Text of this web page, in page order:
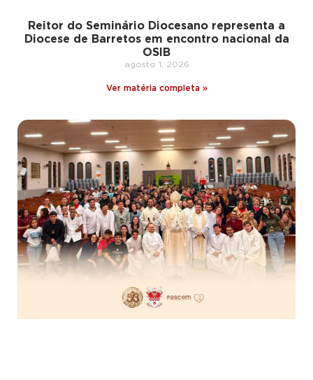
Reitor do Seminário Diocesano representa a
Diocese de Barretos em encontro nacional da
OSIB
agosto 1, 2026
Ver matéria completa »